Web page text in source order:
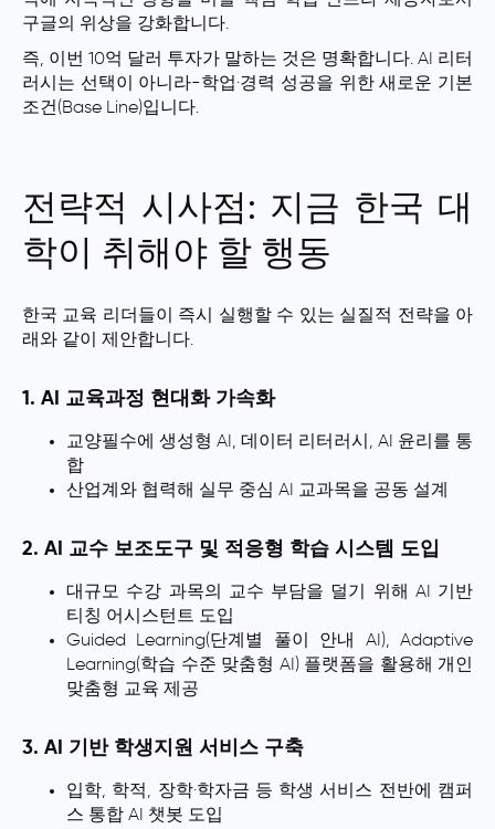
구글의 위상을 강화합니다.
즉, 이번 10억 달러 투자가 말하는 것은 명확합니다. AI 리터
러시는 선택이 아니라-학업·경력 성공을 위한 새로운 기본
조건(Base Line)입니다.
전략적 시사점: 지금 한국 대
학이 취해야 할 행동
한국 교육 리더들이 즉시 실행할 수 있는 실질적 전략을 아
래와 같이 제안합니다.
1. AI 교육과정 현대화 가속화
교양필수에 생성형 AI, 데이터 리터러시, AI 윤리를 통
합
산업계와 협력해 실무 중심 AI 교과목을 공동 설계
2. AI 교수 보조도구 및 적응형 학습 시스템 도입
대규모 수강 과목의 교수 부담을 덜기 위해 AI 기반
티칭 어시스턴트 도입
Guided Learning(단계별 풀이 안내 AI), Adaptive
Learning(학습 수준 맞춤형 AI) 플랫폼을 활용해 개인
맞춤형 교육 제공
3. AI 기반 학생지원 서비스 구축
입학, 학적, 장학·학자금 등 학생 서비스 전반에 캠퍼
스 통합 AI 챗봇 도입